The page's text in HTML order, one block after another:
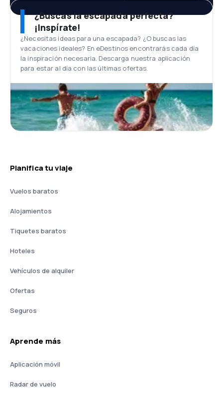
¿Buscas la escapada perfecta?
¡Inspírate!
¿Necesitas ideas para una escapada? ¿O buscas las
vacaciones ideales? En eDestinos encontrarás cada día
la inspiración necesaria. Descarga nuestra aplicación
para estar al día con las últimas ofertas.
Planifica tu viaje
Vuelos baratos
Alojamientos
Tiquetes baratos
Hoteles
Vehículos de alquiler
Ofertas
Seguros
Aprende más
Aplicación móvil
Radar de vuelo